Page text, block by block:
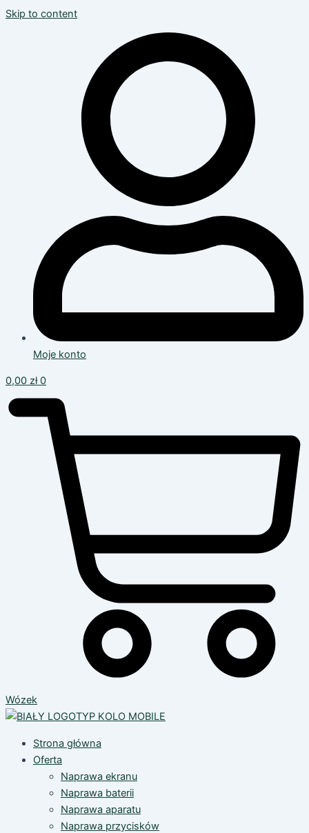
Skip to content
Moje konto
0,00 zł 0
Wózek
Strona główna
Oferta
Naprawa ekranu
Naprawa baterii
Naprawa aparatu
Naprawa przycisków